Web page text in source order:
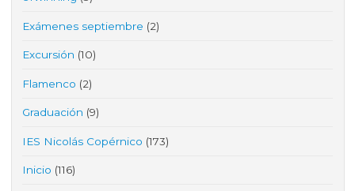
Exámenes septiembre (2)
Excursión (10)
Flamenco (2)
Graduación (9)
IES Nicolás Copérnico (173)
Inicio (116)